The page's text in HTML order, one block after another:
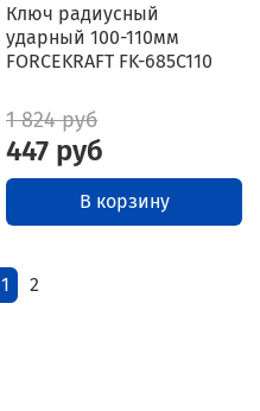
Ключ радиусный
ударный 100-110мм
FORCEKRAFT FK-685C110
1 824 руб
447 руб
В корзину
1 2